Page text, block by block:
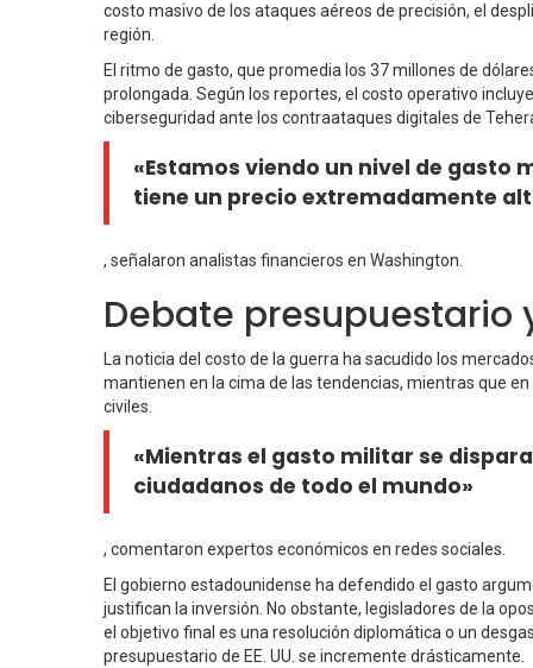
costo masivo de los ataques aéreos de precisión, el
región.
El ritmo de gasto, que promedia los 37 millones de
prolongada. Según los reportes, el costo operativo
ciberseguridad ante los contraataques digitales de
«Estamos viendo un nivel de
tiene un precio extremadamente
, señalaron analistas financieros en Washington.
Debate
La noticia del costo de la guerra ha sacudido los
mantienen en la cima de las tendencias, mientras que en
civiles.
«Mientras el gasto militar se
ciudadanos de todo el mundo»
, comentaron expertos económicos en redes sociales.
El gobierno estadounidense ha defendido el gasto
justifican la inversión. No obstante, legisladores de la
el objetivo final es una resolución diplomática o un
presupuestario de EE. UU. se incremente drásticamente.